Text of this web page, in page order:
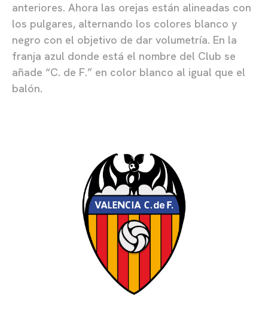
anteriores. Ahora las orejas están alineadas con
los pulgares, alternando los colores blanco y
negro con el objetivo de dar volumetría. En la
franja azul donde está el nombre del Club se
añade “C. de F.” en color blanco al igual que el
balón.